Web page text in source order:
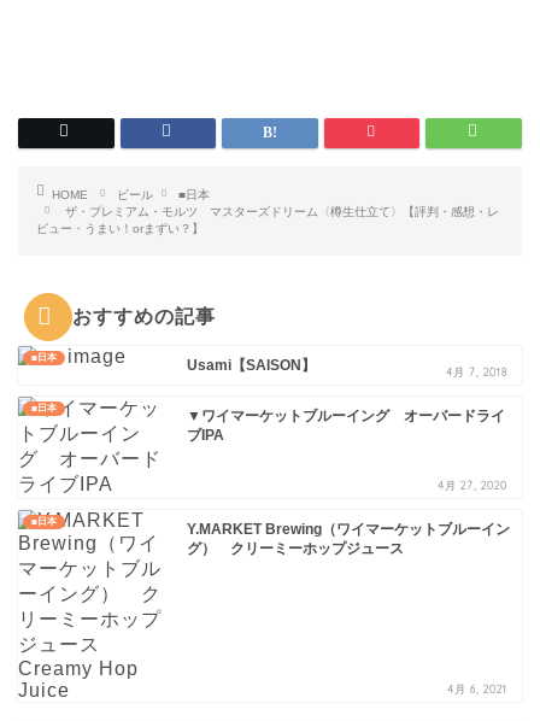
HOME ビール
■日本
ザ・プレミアム・モルツ マスターズドリーム〈樽生仕立て〉【評判・感想・レ
ビュー・うまい！orまずい？】
おすすめの記事
■日本 Usami【SAISON】 4月 7, 2018
■日本
▼ワイマーケットブルーイング オーバードライ
ブIPA
4月 27, 2020
■日本
Y.MARKET Brewing（ワイマーケットブルーイン
グ） クリーミーホップジュース
4月 6, 2021